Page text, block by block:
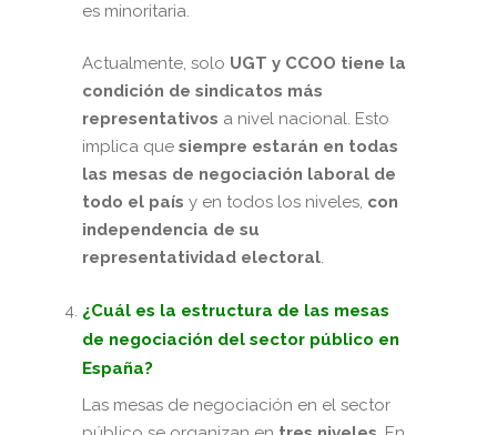
es minoritaria.
Actualmente, solo UGT y CCOO tiene la
condición de sindicatos más
representativos a nivel nacional. Esto
implica que siempre estarán en todas
las mesas de negociación laboral de
todo el país y en todos los niveles, con
independencia de su
representatividad electoral.
¿Cuál es la estructura de las mesas
de negociación del sector público en
España?
Las mesas de negociación en el sector